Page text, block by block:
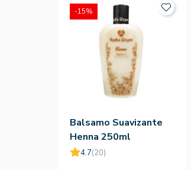
Balsamo Suavizante
Henna 250ml
4.7(20)
-15%